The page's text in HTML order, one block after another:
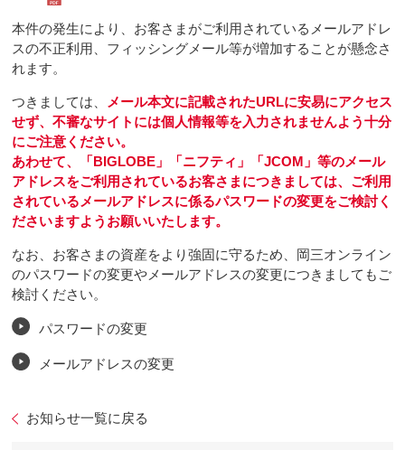
本件の発生により、お客さまがご利用されているメールアドレ
スの不正利用、フィッシングメール等が増加することが懸念さ
れます。
つきましては、
メール本文に記載されたURLに安易にアクセス
せず、不審なサイトには個人情報等を入力されませんよう十分
にご注意ください。
あわせて、「BIGLOBE」「ニフティ」「JCOM」等のメール
アドレスをご利用されているお客さまにつきましては、ご利用
されているメールアドレスに係るパスワードの変更をご検討く
ださいますようお願いいたします。
なお、お客さまの資産をより強固に守るため、岡三オンライン
のパスワードの変更やメールアドレスの変更につきましてもご
検討ください。
パスワードの変更
メールアドレスの変更
お知らせ一覧に戻る